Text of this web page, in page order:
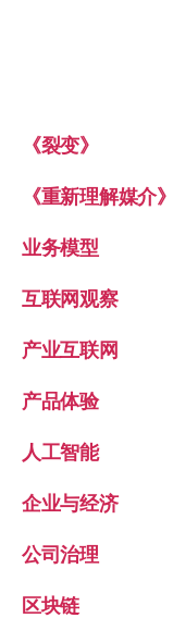
《裂变》
《重新理解媒介》
业务模型
互联网观察
产业互联网
产品体验
人工智能
企业与经济
公司治理
区块链